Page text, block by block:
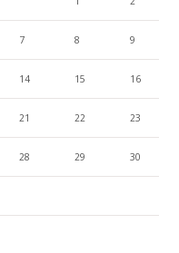
7 8 9
14 15 16
21 22 23
28 29 30